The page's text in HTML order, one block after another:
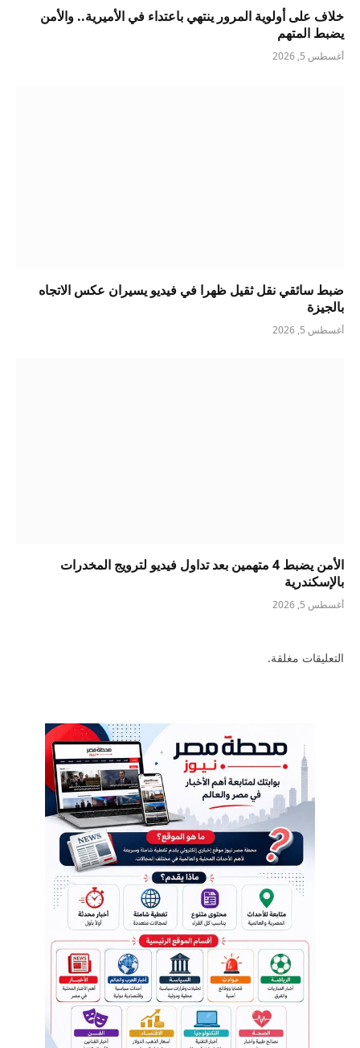
خلاف على أولوية المرور ينتهي باعتداء في الأميرية.. والأمن
يضبط المتهم
أغسطس 5, 2026
ضبط سائقي نقل ثقيل ظهرا في فيديو يسيران عكس الاتجاه
بالجيزة
أغسطس 5, 2026
الأمن يضبط 4 متهمين بعد تداول فيديو لترويج المخدرات
بالإسكندرية
أغسطس 5, 2026
التعليقات مغلقة.